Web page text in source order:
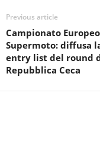
Previous article
Campionato Europeo
Supermoto: diffusa
entry list del round
Repubblica Ceca